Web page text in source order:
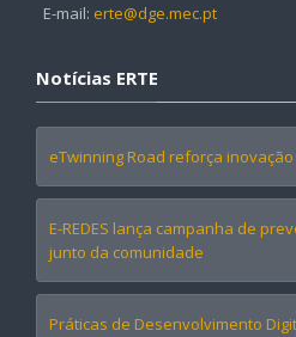
E-mail: erte@dge.mec.pt
Notícias ERTE
eTwinning Road reforça
E-REDES lança campanha de
junto da comunidade
Práticas de Desenvolvimento